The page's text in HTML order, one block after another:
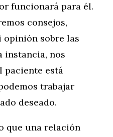
funcionará para él.
consejos,
opinión sobre las
instancia, nos
paciente está
trabajar
deseado.
que una relación